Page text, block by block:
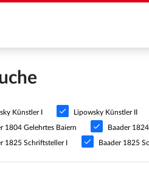
Künstler I Lipowsky Künstler II
1804 Gelehrtes Baiern Baader
1825 Schriftsteller I Baader 1825